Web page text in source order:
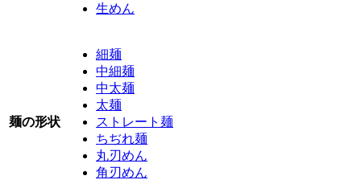
生めん
麺の形状
細麺
中細麺
中太麺
太麺
ストレート麺
ちぢれ麺
丸刃めん
角刃めん